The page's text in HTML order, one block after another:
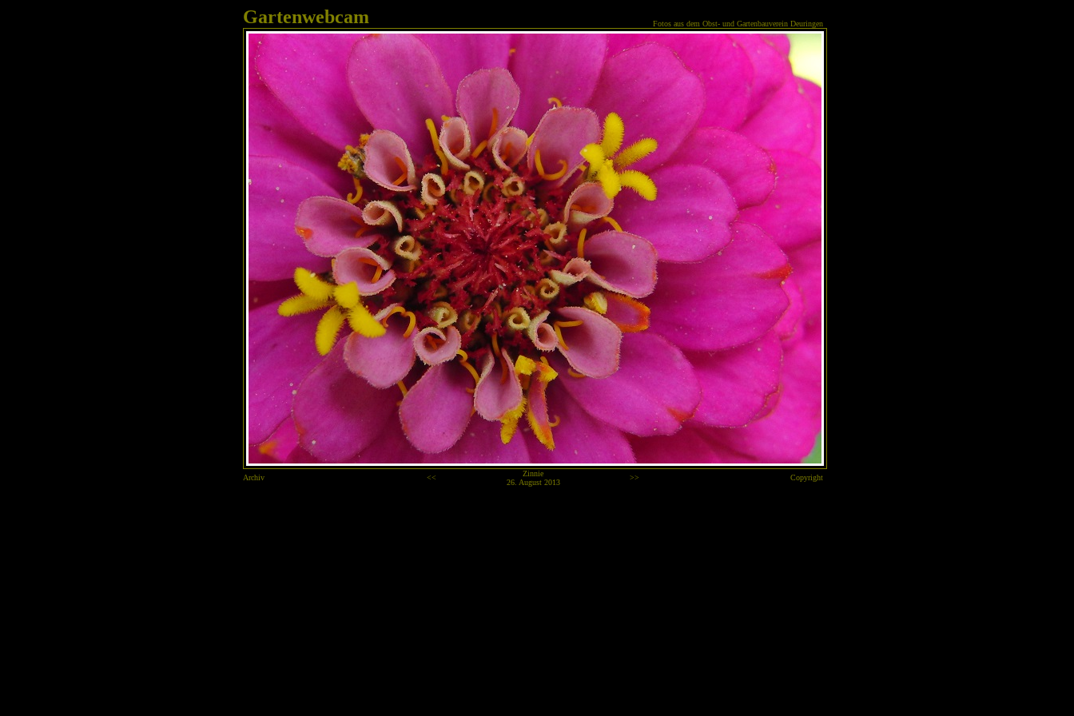
Gartenwebcam Fotos aus dem Obst- und Gartenbauverein Deuringen
Archiv << Zinnie >> Copyright
26. August 2013